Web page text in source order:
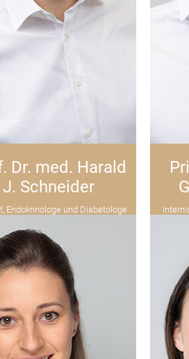
Dr. med. Harald
J. Schneider
Endokrinologe und Diabetologe